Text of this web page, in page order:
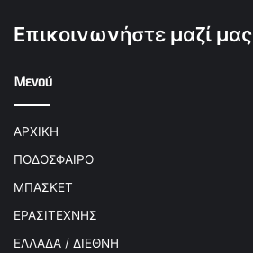
Επικοινωνήστε μαζί μας
Μενού
ΑΡΧΙΚΗ
ΠΟΔΟΣΦΑΙΡΟ
ΜΠΑΣΚΕΤ
ΕΡΑΣΙΤΕΧΝΗΣ
ΕΛΛΑΔΑ / ΔΙΕΘΝΗ